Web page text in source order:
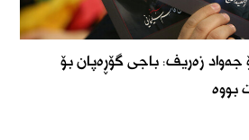
زەریف: باجی گۆڕەپان بۆ
بووە